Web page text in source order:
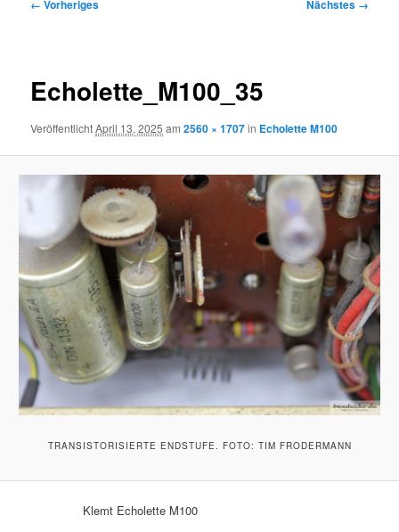
← Vorheriges Nächstes →
Echolette_M100_35
VeröffentlichtApril 13, 2025 am2560 × 1707in Echolette M100
TRANSISTORISIERTE ENDSTUFE. FOTO: TIM FRODERMANN
Klemt Echolette M100